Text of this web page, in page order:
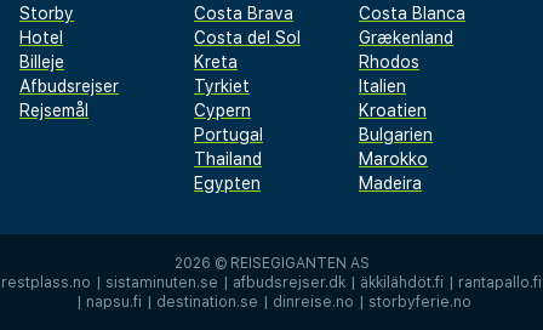
Storby
Hotel
Billeje
Afbudsrejser
Rejsemål
Costa Brava
Costa Blanca
Costa del Sol
Grækenland
Kreta
Rhodos
Tyrkiet
Italien
Cypern
Kroatien
Portugal
Bulgarien
Thailand
Marokko
Egypten
Madeira
2026 © REISEGIGANTEN AS
restplass.no | sistaminuten.se | afbudsrejser.dk | äkkilähdöt.fi | rantapallo.fi
| napsu.fi | destination.se | dinreise.no | storbyferie.no